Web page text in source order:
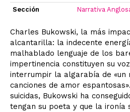
Sección
Narrativa
Charles Bukowski, la más
alcantarilla: la indecente
malhablado lenguaje de los
impertinencia constituyen su
interrumpir la algarabía de «un
canciones de amor
suicidas, Bukowski ha
tengan su poeta y que la ironía